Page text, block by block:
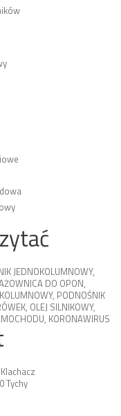
JEDNOKOLUMNOWY,
DO OPON,
, PODNOŚNIK
, OLEJ SILNIKOWY,
, KORONAWIRUS
Tychy